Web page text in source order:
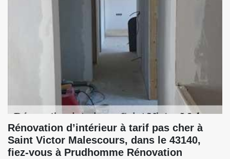
Rénovation d’intérieur à tarif pas cher à
Saint Victor Malescours, dans le 43140,
fiez-vous à Prudhomme Rénovation